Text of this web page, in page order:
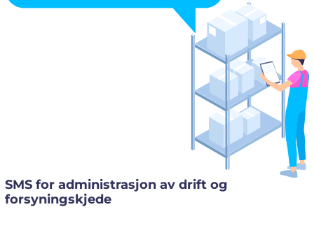
SMS for administrasjon av drift og
forsyningskjede